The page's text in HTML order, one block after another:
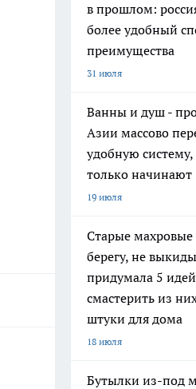
в прошлом:
более удобный
преимущества
31 июля
Ванны и душ -
Азии массово
удобную систему,
только начинают
19 июля
Старые махровые
берегу, не
придумала 5
смастерить из
штуки для дома
18 июля
Бутылки из-под